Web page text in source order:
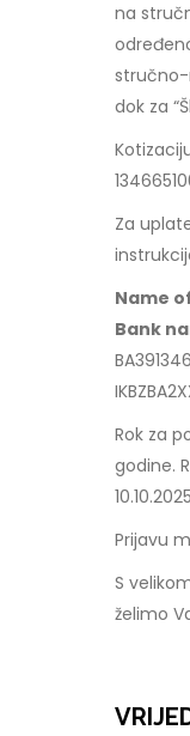
na
stručno-
dok za
Za
Name
Bank
Rok za
godine.
Prijavu
S
želimo